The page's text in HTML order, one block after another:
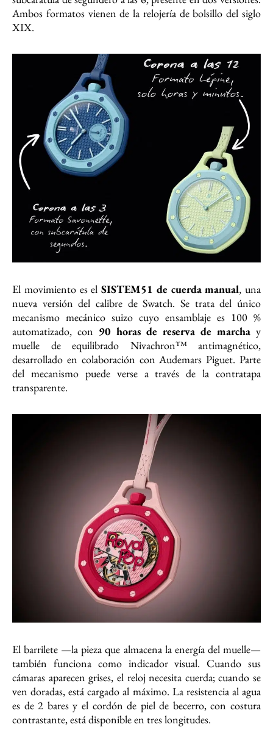
Ambos formatos vienen de la relojería de bolsillo del siglo
XIX.
El movimiento es el SISTEM51 de cuerda manual, una
nueva versión del calibre de Swatch. Se trata del único
mecanismo mecánico suizo cuyo ensamblaje es 100 %
automatizado, con 90 horas de reserva de marcha y
muelle de equilibrado Nivachron™ antimagnético,
desarrollado en colaboración con Audemars Piguet. Parte
del mecanismo puede verse a través de la contratapa
transparente.
El barrilete —la pieza que almacena la energía del muelle—
también funciona como indicador visual. Cuando sus
cámaras aparecen grises, el reloj necesita cuerda; cuando se
ven doradas, está cargado al máximo. La resistencia al agua
es de 2 bares y el cordón de piel de becerro, con costura
contrastante, está disponible en tres longitudes.